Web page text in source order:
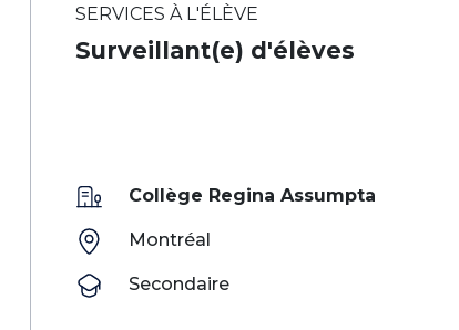
SERVICES À L'ÉLÈVE
Surveillant(e) d'élèves
Collège Regina Assumpta
Montréal
Secondaire